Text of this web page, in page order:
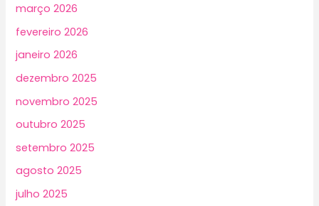
março 2026
fevereiro 2026
janeiro 2026
dezembro 2025
novembro 2025
outubro 2025
setembro 2025
agosto 2025
julho 2025